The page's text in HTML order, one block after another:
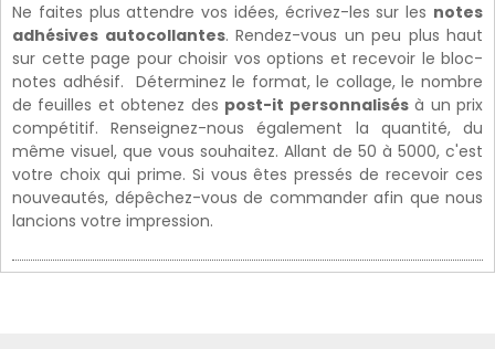
Ne faites plus attendre vos idées, écrivez-les sur les notes
adhésives autocollantes. Rendez-vous un peu plus haut
sur cette page pour choisir vos options et recevoir le bloc-
notes adhésif. Déterminez le format, le collage, le nombre
de feuilles et obtenez des post-it personnalisésà un prix
compétitif. Renseignez-nous également la quantité, du
même visuel, que vous souhaitez. Allant de 50 à 5000, c'est
votre choix qui prime. Si vous êtes pressés de recevoir ces
nouveautés, dépêchez-vous de commander afin que nous
lancions votre impression.